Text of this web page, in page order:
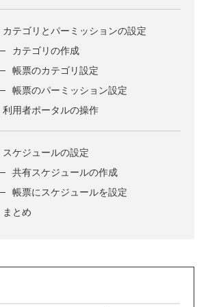
カテゴリとパーミッションの設定
カテゴリの作成
帳票のカテゴリ設定
帳票のパーミッション設定
利用者ポータルの操作
スケジュールの設定
共有スケジュールの作成
帳票にスケジュールを設定
まとめ